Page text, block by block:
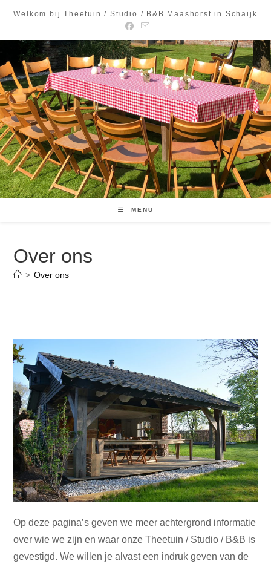
Welkom bij Theetuin / Studio / B&B Maashorst in Schaijk
MENU
Over ons
> Over ons
Op deze pagina’s geven we meer achtergrond informatie
over wie we zijn en waar onze Theetuin / Studio / B&B is
gevestigd. We willen je alvast een indruk geven van de